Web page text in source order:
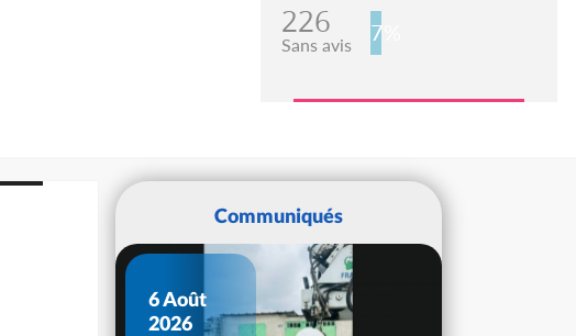
226
Sans avis 7%
Communiqués
6 Août
2026